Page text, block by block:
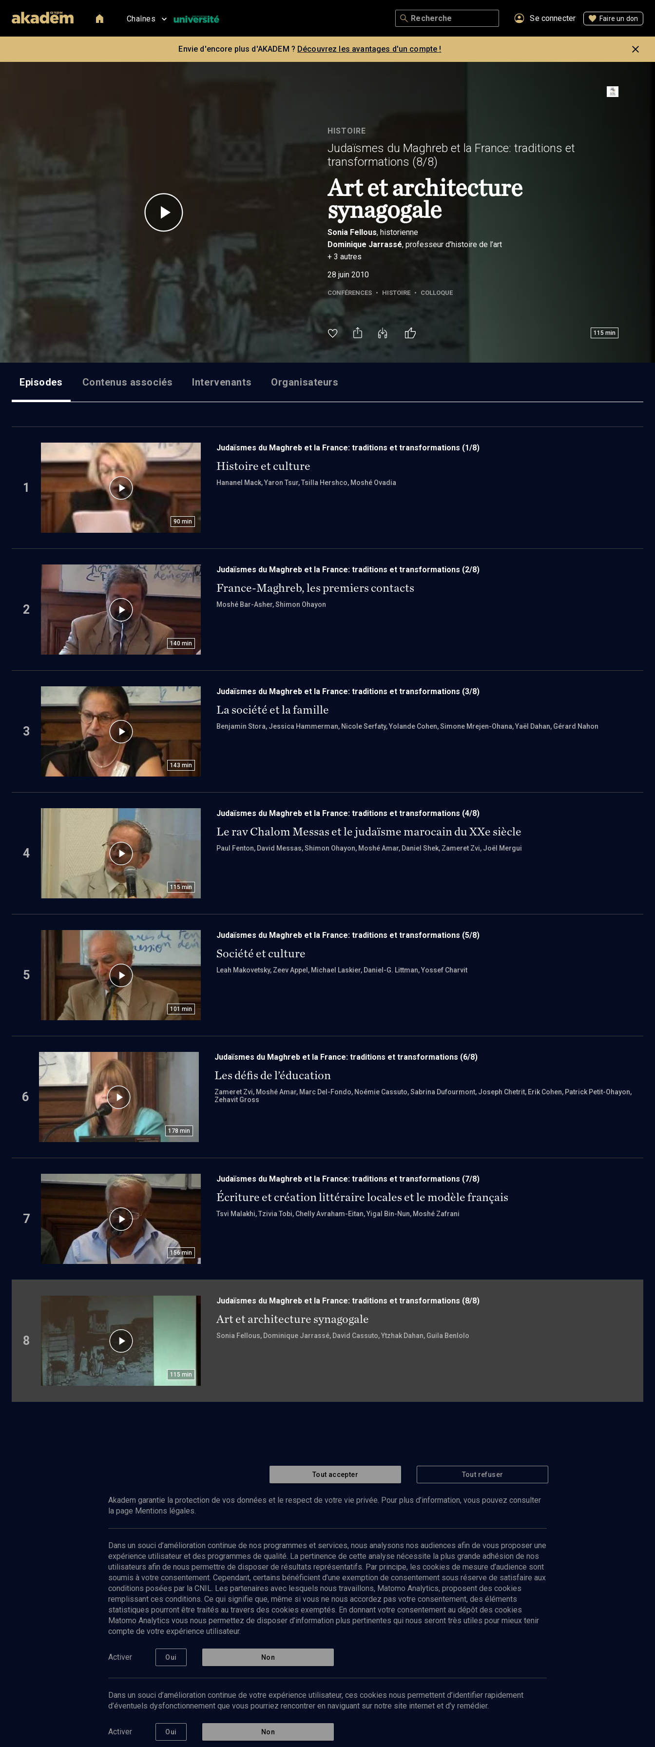
Chaînes Se connecter Faire un don
Envie d'encore plus d'AKADEM ? Découvrez les avantages d'un compte !
HISTOIRE
Judaïsmes du Maghreb et la France: traditions et
transformations (8/8)
Art et architecture
synagogale
Sonia Fellous, historienne
Dominique Jarrassé, professeur d’histoire de l’art
+ 3 autres
28 juin 2010
CONFÉRENCES • HISTOIRE • COLLOQUE
115 min
Episodes Contenus associés Intervenants Organisateurs
1
90 min
Judaïsmes du Maghreb et la France: traditions et transformations (1/8)
Histoire et culture
Hananel Mack, Yaron Tsur, Tsilla Hershco, Moshé Ovadia
2
140 min
Judaïsmes du Maghreb et la France: traditions et transformations (2/8)
France-Maghreb, les premiers contacts
Moshé Bar-Asher, Shimon Ohayon
3
143 min
Judaïsmes du Maghreb et la France: traditions et transformations (3/8)
La société et la famille
Benjamin Stora, Jessica Hammerman, Nicole Serfaty, Yolande Cohen, Simone Mrejen-Ohana, Yaël Dahan, Gérard Nahon
4
115 min
Judaïsmes du Maghreb et la France: traditions et transformations (4/8)
Le rav Chalom Messas et le judaïsme marocain du XXe siècle
Paul Fenton, David Messas, Shimon Ohayon, Moshé Amar, Daniel Shek, Zameret Zvi, Joël Mergui
5
101 min
Judaïsmes du Maghreb et la France: traditions et transformations (5/8)
Société et culture
Leah Makovetsky, Zeev Appel , Michael Laskier, Daniel-G. Littman, Yossef Charvit
6
178 min
Judaïsmes du Maghreb et la France: traditions et transformations (6/8)
Les défis de l’éducation
Zameret Zvi, Moshé Amar, Marc Del-Fondo, Noémie Cassuto, Sabrina Dufourmont, Joseph Chetrit, Erik Cohen, Patrick Petit-Ohayon,
Zehavit Gross
7
156 min
Judaïsmes du Maghreb et la France: traditions et transformations (7/8)
Écriture et création littéraire locales et le modèle français
Tsvi Malakhi, Tzivia Tobi, Chelly Avraham-Eitan, Yigal Bin-Nun, Moshé Zafrani
8
115 min
Judaïsmes du Maghreb et la France: traditions et transformations (8/8)
Art et architecture synagogale
Sonia Fellous, Dominique Jarrassé, David Cassuto, Ytzhak Dahan, Guila Benlolo
Abonnez-vous à notre newsletter
Envoyer
Nos Chaines
Culture
Limoud
Université
Podcast
Politique de protection des données
personnelles
Mentions légales
Contact
Tout accepter Tout refuser
Akadem garantie la protection de vos données et le respect de votre vie privée. Pour plus d’information, vous pouvez consulter
la page Mentions légales.
Dans un souci d’amélioration continue de nos programmes et services, nous analysons nos audiences afin de vous proposer une
expérience utilisateur et des programmes de qualité. La pertinence de cette analyse nécessite la plus grande adhésion de nos
utilisateurs afin de nous permettre de disposer de résultats représentatifs. Par principe, les cookies de mesure d’audience sont
soumis à votre consentement. Cependant, certains bénéficient d’une exemption de consentement sous réserve de satisfaire aux
conditions posées par la CNIL. Les partenaires avec lesquels nous travaillons, Matomo Analytics, proposent des cookies
remplissant ces conditions. Ce qui signifie que, même si vous ne nous accordez pas votre consentement, des éléments
statistiques pourront être traités au travers des cookies exemptés. En donnant votre consentement au dépôt des cookies
Matomo Analytics vous nous permettez de disposer d’information plus pertinentes qui nous seront très utiles pour mieux tenir
compte de votre expérience utilisateur.
Activer Oui Non
Dans un souci d’amélioration continue de votre expérience utilisateur, ces cookies nous permettent d’identifier rapidement
d’éventuels dysfonctionnement que vous pourriez rencontrer en naviguant sur notre site internet et d’y remédier.
Activer Oui Non